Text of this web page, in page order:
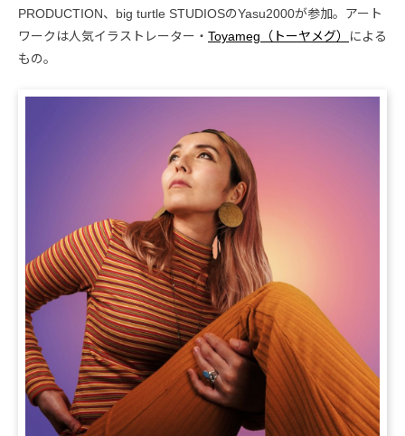
PRODUCTION、big turtle STUDIOSのYasu2000が参加。アート
ワークは人気イラストレーター・ Toyameg（トーヤメグ）
による
もの。